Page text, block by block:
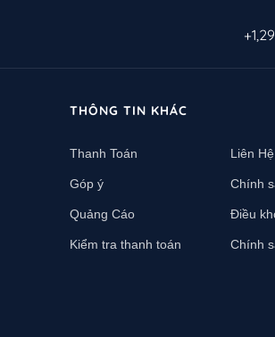
THÔNG TIN KHÁC
Thanh Toán Liên Hệ
Góp ý Chính
Quảng Cáo Điều
Kiểm tra thanh toán Chính